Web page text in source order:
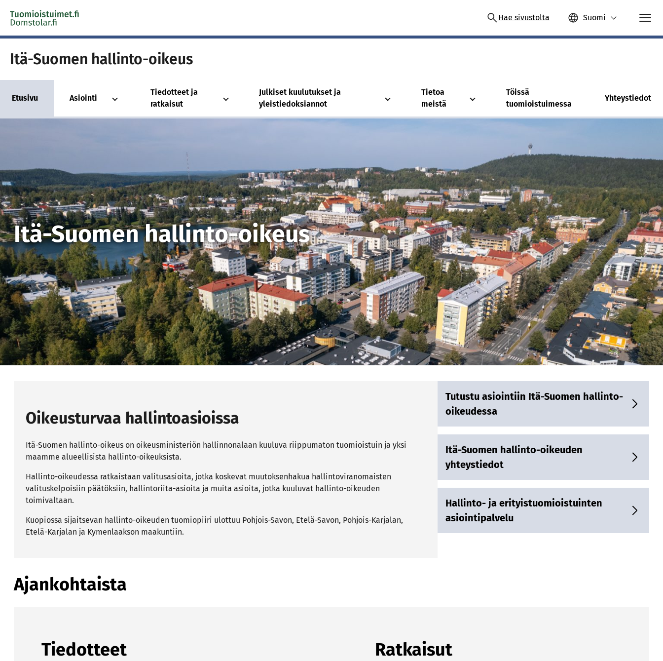
Skip to content -saavutettavuusohje Hae sivustolta Suomi
Itä-Suomen hallinto-oikeus
Etusivu Asiointi
Tiedotteet ja
ratkaisut
Julkiset kuulutukset ja
yleistiedoksiannot
Tietoa
meistä
Töissä
tuomioistuimessa
Yhteystiedot
Itä-Suomen hallinto-oikeus
Oikeusturvaa hallintoasioissa
Itä-Suomen hallinto-oikeus on oikeusministeriön hallinnonalaan kuuluva riippumaton tuomioistuin ja yksi
maamme alueellisista hallinto-oikeuksista.
Hallinto-oikeudessa ratkaistaan valitusasioita, jotka koskevat muutoksenhakua hallintoviranomaisten
valituskelpoisiin päätöksiin, hallintoriita-asioita ja muita asioita, jotka kuuluvat hallinto-oikeuden
toimivaltaan.
Kuopiossa sijaitsevan hallinto-oikeuden tuomiopiiri ulottuu Pohjois-Savon, Etelä-Savon, Pohjois-Karjalan,
Etelä-Karjalan ja Kymenlaakson maakuntiin.
Tutustu asiointiin Itä-Suomen hallinto-
oikeudessa
Itä-Suomen hallinto-oikeuden
yhteystiedot
Hallinto- ja erityistuomioistuinten
asiointipalvelu
Ajankohtaista
Tiedotteet Ratkaisut